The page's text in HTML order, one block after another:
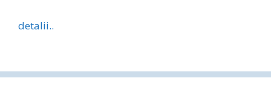
detalii..